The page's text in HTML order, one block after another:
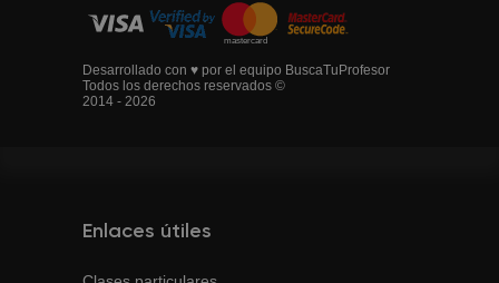
Desarrollado con ♥ por el equipo BuscaTuProfesor
Todos los derechos reservados ©
2014 - 2026
Enlaces útiles